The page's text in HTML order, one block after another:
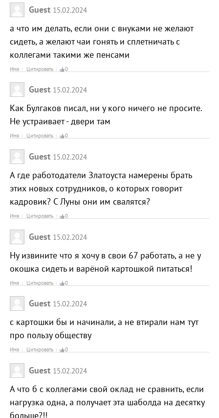
Guest 15.02.2024
а что им делать, если они с внуками не желают
сидеть, а желают чаи гонять и сплетничать с
коллегами такими же пенсами
Имя Цитировать 0
Guest 15.02.2024
Как Булгаков писал, ни у кого ничего не просите.
Не устраивает - двери там
Имя Цитировать 0
Guest 15.02.2024
А где работодатели Златоуста намерены брать
этих новых сотрудников, о которых говорит
кадровик? С Луны они им свалятся?
Имя Цитировать 0
Guest 15.02.2024
Ну извините что я хочу в свои 67 работать, а не у
окошка сидеть и варёной картошкой питаться!
Имя Цитировать 0
Guest 15.02.2024
с картошки бы и начинали, а не втирали нам тут
про пользу обществу
Имя Цитировать 0
Guest 15.02.2024
А что б с коллегами свой оклад не сравнить, если
нагрузка одна, а получает эта шаболда на десятку
больше?!!